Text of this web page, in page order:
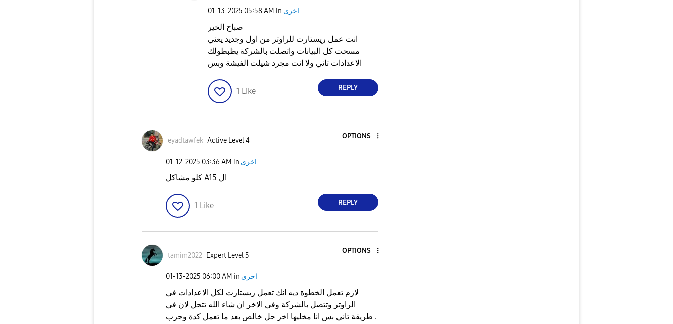
‎01-13-2025 05:58 AM in اخرى
صباح الخير
انت عمل ريستارت للراوتر من اول وجديد يعني
مسحت كل البيانات واتصلت بالشركة يظبطولك
الاعدادات تاني ولا انت مجرد شيلت الفيشة وبس
1 Like REPLY
eyadtawfek Active Level 4
OPTIONS
‎01-12-2025 03:36 AM in اخرى
كلو مشاكل A15 ال
1 Like REPLY
tamim2022 Expert Level 5
OPTIONS
‎01-13-2025 06:00 AM in اخرى
لازم تعمل الخطوة ديه انك تعمل ريستارت لكل الاعدادات في
الراوتر وتتصل بالشركة وفي الاخر ان شاء الله تتحل لان في
طريقة تاني بس انا مخليها اخر حل خالص بعد ما تعمل كدة وجرب .